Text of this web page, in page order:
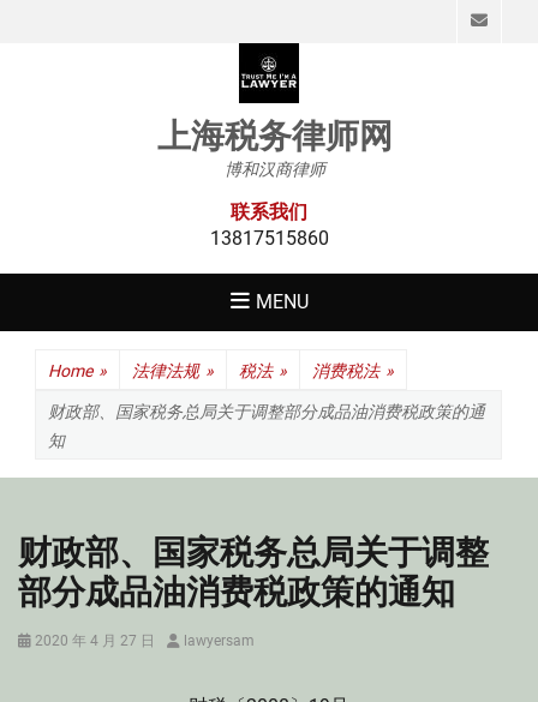
上海税务律师网
博和汉商律师
联系我们
13817515860
MENU
Home » 法律法规 » 税法 » 消费税法 »
财政部、国家税务总局关于调整部分成品油消费税政策的通
知
财政部、国家税务总局关于调整
部分成品油消费税政策的通知
Posted
2020 年 4 月 27 日 Authorlawyersam